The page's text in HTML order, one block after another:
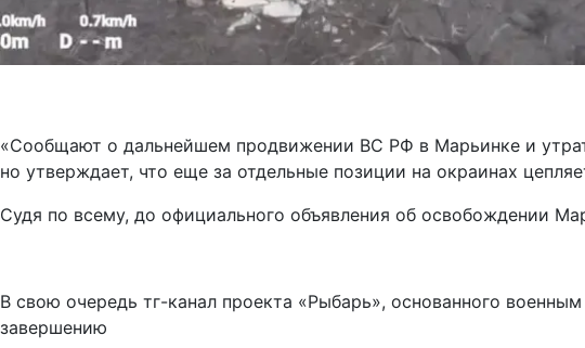
«Сообщают о дальнейшем продвижении ВС РФ в Марьинке и
но утверждает, что еще за отдельные позиции на окраинах
Судя по всему, до официального объявления об освобождении
В свою очередь тг-канал проекта «Рыбарь», основанного
завершению